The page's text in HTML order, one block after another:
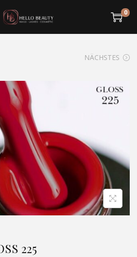
0
NÄCHSTES
225